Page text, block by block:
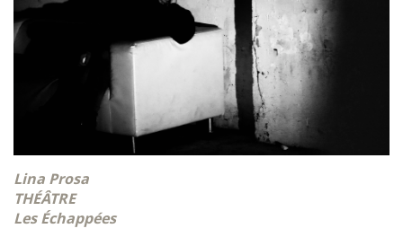
Lina Prosa
THÉÂTRE
Les Échappées